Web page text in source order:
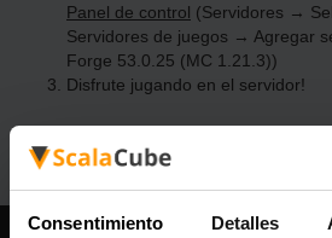
Consentimiento Detalles
Panel de control (Servidores →
Servidores de juegos → Agregar
Forge 53.0.25 (MC 1.21.3))
Disfrute jugando en el servidor!